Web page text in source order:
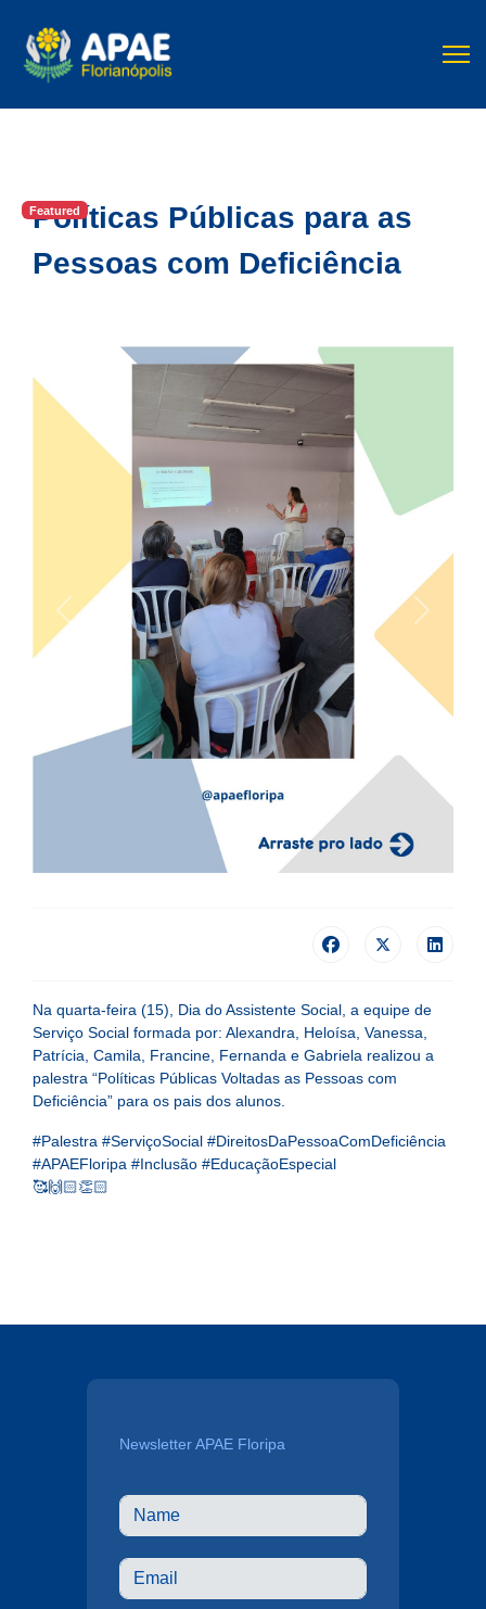
Políticas Públicas para as
Pessoas com Deficiência
Previous Next
Featured
Na quarta-feira (15), Dia do Assistente Social, a equipe de
Serviço Social formada por: Alexandra, Heloísa, Vanessa,
Patrícia, Camila, Francine, Fernanda e Gabriela realizou a
palestra “Políticas Públicas Voltadas as Pessoas com
Deficiência” para os pais dos alunos.
#Palestra #ServiçoSocial #DireitosDaPessoaComDeficiência
#APAEFloripa #Inclusão #EducaçãoEspecial
🥰🙌🏻👏🏻
Newsletter APAE Floripa